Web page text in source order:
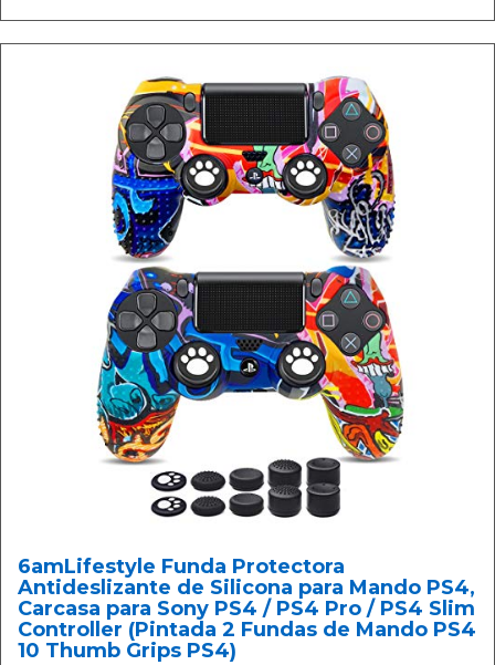
6amLifestyle Funda Protectora
Antideslizante de Silicona para Mando PS4,
Carcasa para Sony PS4 / PS4 Pro / PS4 Slim
Controller (Pintada 2 Fundas de Mando PS4
10 Thumb Grips PS4)